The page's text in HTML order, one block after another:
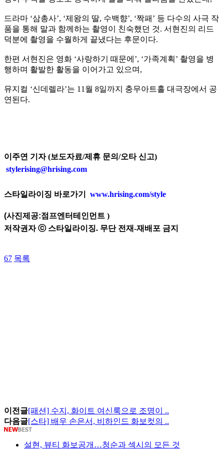
드라마 ‘삼총사’, ‘제왕의 딸, 수백향’, ‘짝패’ 등 다수의 사극 작
품을 통해 말과 함께하는 촬영이 친숙했던 것. 서현진의 리드
덕분에 촬영을 수월하게 끝냈다는 후문이다.
한편 서현진은 영화 ‘사랑하기 때문에’, ‘가족계획’ 촬영을 병
행하며 활발한 활동을 이어가고 있으며,
뮤지컬 ‘신데렐라’는 11월 8일까지 충무아트홀 대극장에서 공
연된다.
이주연 기자 (보도자료/제휴 문의/오타 신고)
stylerising@hrising.com
스타일라이징 바로가기 www.hrising.com/style
(사진제공:점프엔터테인먼트 )
저작권자 ⓒ 스타일라이징. 무단 전재-재배포 금지
67 목록
이전글[패션] 수지, 화이트 여신룩으로 조명이 ..
다음글[스타] 배우 손은서, 비하인드 화보컷의 ..
설현, 뷰티 화보공개…청순과 섹시의 모든 것